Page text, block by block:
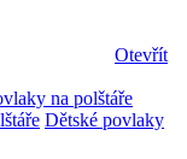
Otevřít
na polštáře
Dětské povlaky